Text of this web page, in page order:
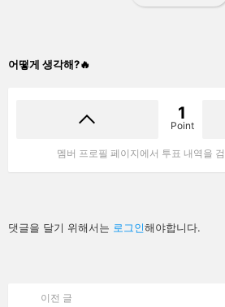
어떻게 생각해?🔥
1
Point
멤버 프로필 페이지에서 투표 내역을
답
글
댓글을 달기 위해서는 로그인해야합니다.
이전 글